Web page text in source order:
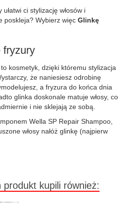
ci stylizację włosów i
poskleja? Wybierz więc Glinkę
fryzury
kosmetyk, dzięki któremu stylizacja
że naniesiesz odrobinę
a fryzura do końca dnia
glinka doskonale matuje włosy, co
i nie sklejają ze sobą.
Wella SP Repair Shampoo,
włosy nałóż glinkę (najpierw
kupili również: